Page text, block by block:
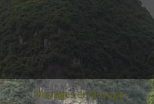
Voyages en groupe